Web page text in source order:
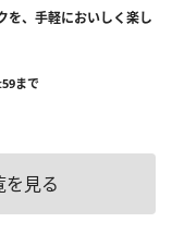
を、手軽においしく楽し
まで
を見る